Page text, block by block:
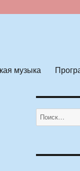
музыка
Искать: